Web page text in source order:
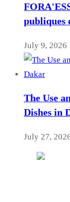
publiques
July 9, 2026
The Use
Dishes in
July 27,